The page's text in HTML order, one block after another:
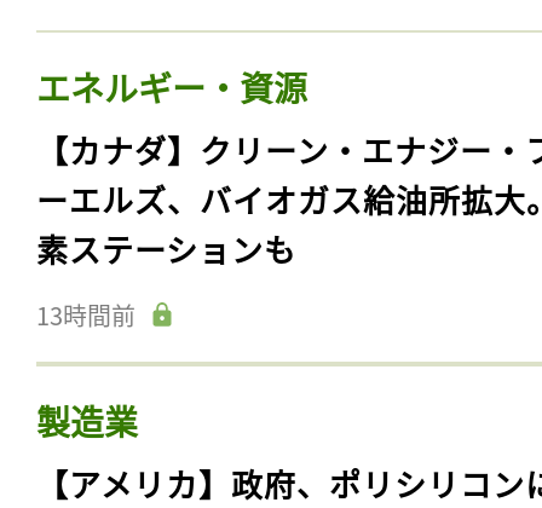
エネルギー・資源
【カナダ】クリーン・エナジー・
ーエルズ、バイオガス給油所拡大
素ステーションも
13時間前
製造業
【アメリカ】政府、ポリシリコン